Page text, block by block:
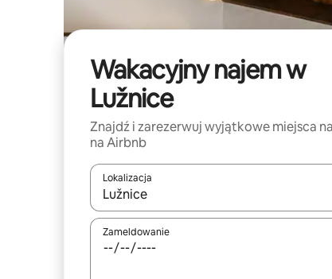
Wakacyjny najem w
Lužnice
Znajdź i zarezerwuj wyjątkowe miejsca
na Airbnb
Lokalizacja
Gdy wyniki będą dostępne, możesz
Zameldowanie